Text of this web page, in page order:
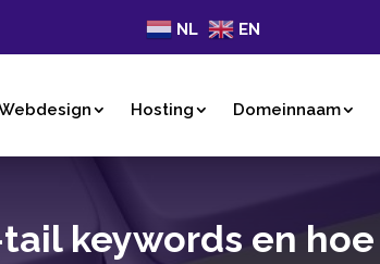
NL EN
Hosting Domeinnaam
keywords en hoe